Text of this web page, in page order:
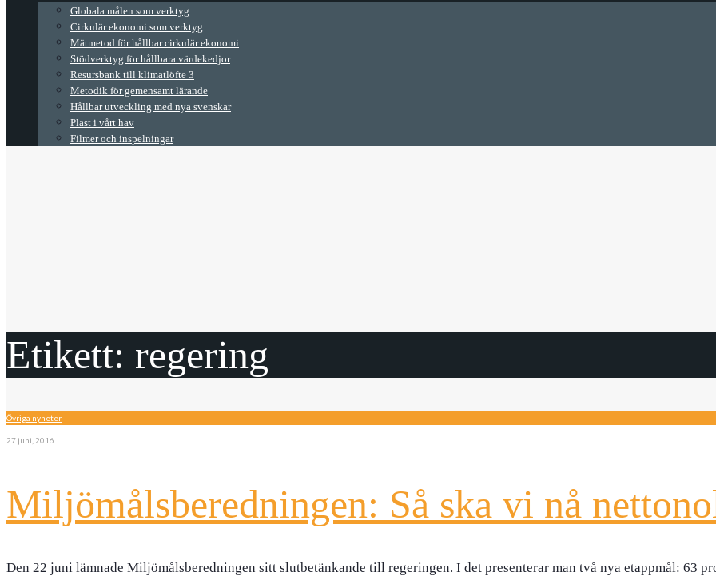
Globala målen som verktyg
Cirkulär ekonomi som verktyg
Mätmetod för hållbar cirkulär ekonomi
Stödverktyg för hållbara värdekedjor
Resursbank till klimatlöfte 3
Metodik för gemensamt lärande
Hållbar utveckling med nya svenskar
Plast i vårt hav
Filmer och inspelningar
Etikett: regering
Övriga nyheter
27 juni, 2016
Miljömålsberedningen: Så ska vi nå
Den 22 juni lämnade Miljömålsberedningen sitt slutbetänkande till regeringen. I det presenterar man två nya etappmål: 63